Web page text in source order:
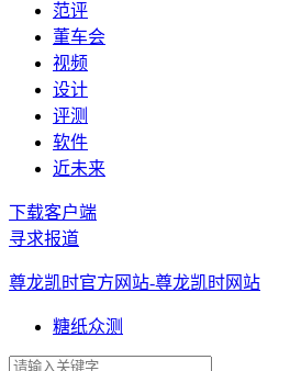
范评
董车会
视频
设计
评测
软件
近未来
下载客户端
寻求报道
尊龙凯时官方网站-尊龙凯时网站
糖纸众测